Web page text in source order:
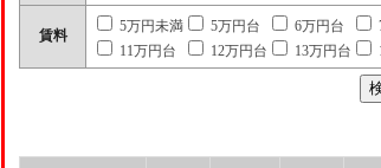
賃料
5万円未満 5万円台 6万円台
11万円台
12万円台 13万円台